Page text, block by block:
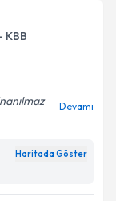
takvimi talebi
için bir
Aydınlatma
belirtilen
KBB
Devamı
Haritada Göster